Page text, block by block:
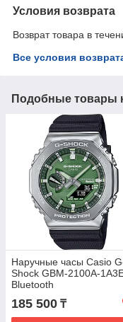
Условия возврата
Возврат товара в
Все условия
Подобные товары
Наручные часы Casio
Shock GBM-2100A-
Bluetooth
185 500 ₸